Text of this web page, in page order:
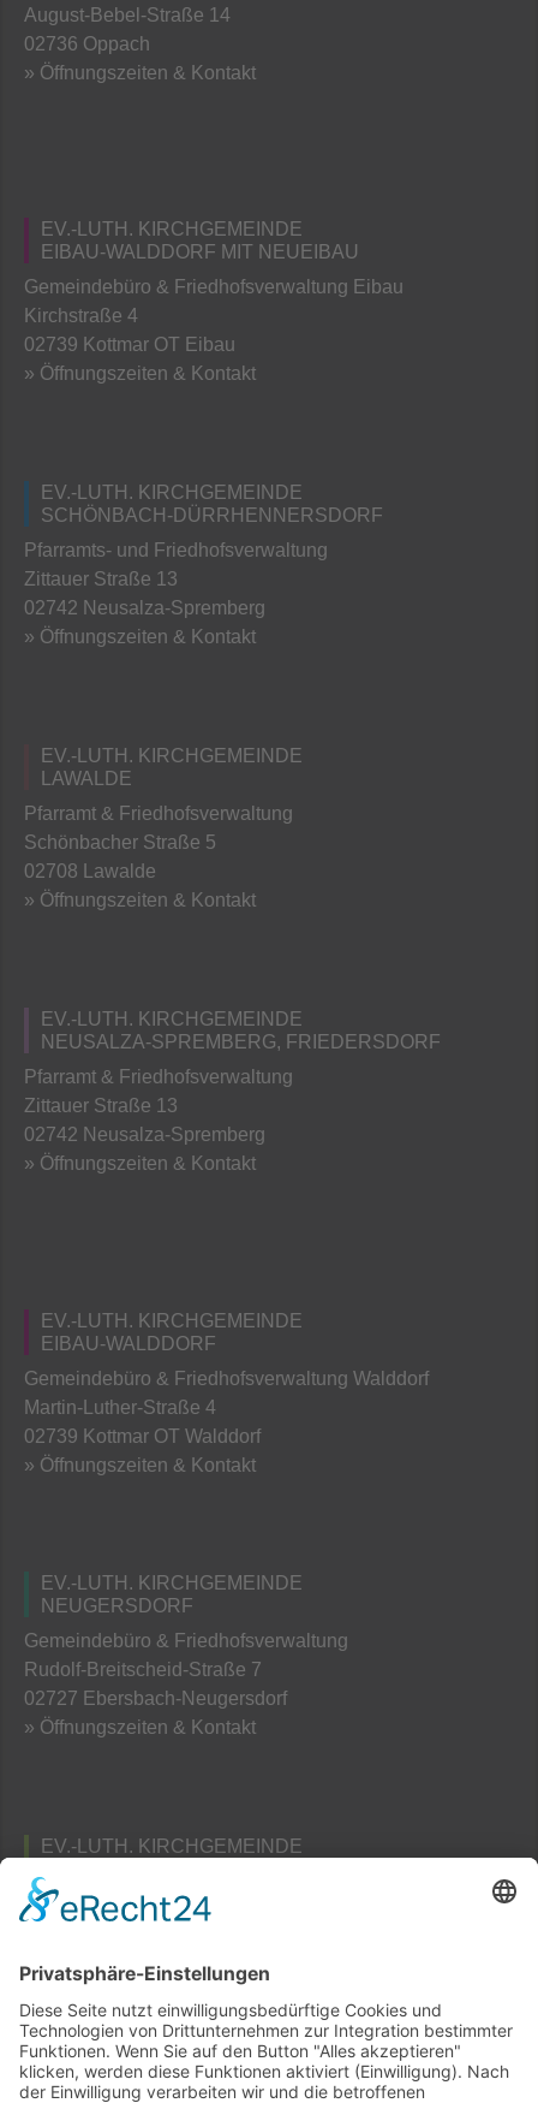
August-Bebel-Straße 14
02736 Oppach
» Öffnungszeiten & Kontakt
EV.-LUTH. KIRCHGEMEINDE
EIBAU-WALDDORF MIT NEUEIBAU
Gemeindebüro & Friedhofsverwaltung Eibau
Kirchstraße 4
02739 Kottmar OT Eibau
» Öffnungszeiten & Kontakt
EV.-LUTH. KIRCHGEMEINDE
SCHÖNBACH-DÜRRHENNERSDORF
Pfarramts- und Friedhofsverwaltung
Zittauer Straße 13
02742 Neusalza-Spremberg
» Öffnungszeiten & Kontakt
EV.-LUTH. KIRCHGEMEINDE
LAWALDE
Pfarramt & Friedhofsverwaltung
Schönbacher Straße 5
02708 Lawalde
» Öffnungszeiten & Kontakt
EV.-LUTH. KIRCHGEMEINDE
NEUSALZA-SPREMBERG, FRIEDERSDORF
Pfarramt & Friedhofsverwaltung
Zittauer Straße 13
02742 Neusalza-Spremberg
» Öffnungszeiten & Kontakt
EV.-LUTH. KIRCHGEMEINDE
EIBAU-WALDDORF
Gemeindebüro & Friedhofsverwaltung Walddorf
Martin-Luther-Straße 4
02739 Kottmar OT Walddorf
» Öffnungszeiten & Kontakt
EV.-LUTH. KIRCHGEMEINDE
NEUGERSDORF
Gemeindebüro & Friedhofsverwaltung
Rudolf-Breitscheid-Straße 7
02727 Ebersbach-Neugersdorf
» Öffnungszeiten & Kontakt
EV.-LUTH. KIRCHGEMEINDE
Pfarramts- und Friedhofsverwaltung
02689 Taubenheim / Spree
» Öffnungszeiten & Kontakt